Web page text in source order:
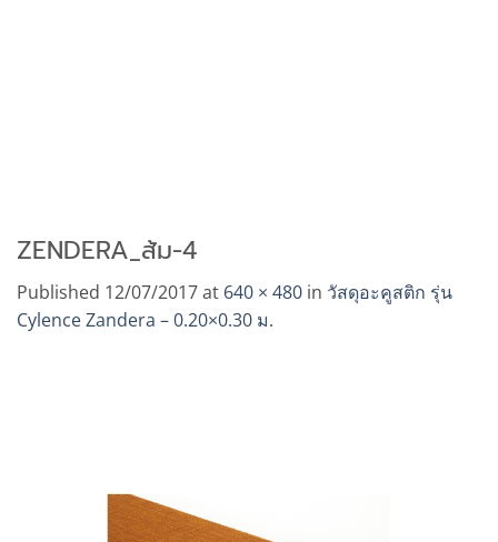
ZENDERA_ส้ม-4
Published 12/07/2017at 640 × 480 in วัสดุอะคูสติก รุ่น
Cylence Zandera – 0.20×0.30 ม.